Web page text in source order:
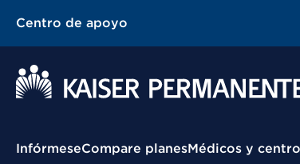
Centro de apoyo
Menú contextual
InfórmeseCompare planesMédicos y